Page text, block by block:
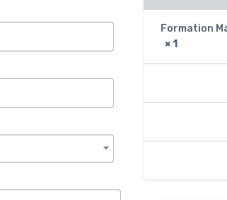
Formation
× 1